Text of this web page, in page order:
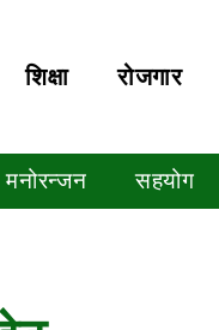
शिक्षा रोजगार
मनोरन्जन सहयोग